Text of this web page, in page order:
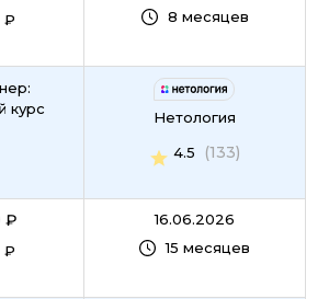
₽
8 месяцев
курс
₽
₽
Нетология
4.5
(133)
16.06.2026
15 месяцев